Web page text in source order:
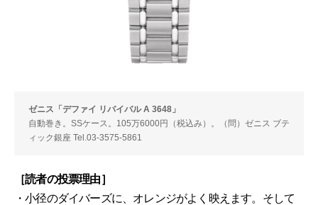
ゼニス「デファイ リバイバル A 3648」
自動巻き。SSケース。105万6000円（税込み）。（問）ゼニス ブテ
ィック銀座 Tel.03-3575-5861
［読者の投票理由］
・小径のダイバーズに、オレンジがよく映えます。そして